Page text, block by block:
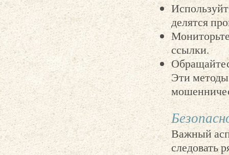
делятся
ссылки.
Эти
Важный
следовать